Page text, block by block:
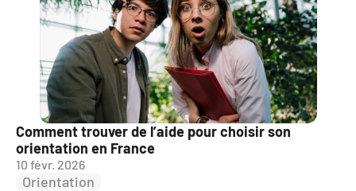
Comment trouver de l’aide pour choisir son
orientation en France
10 févr. 2026
Orientation